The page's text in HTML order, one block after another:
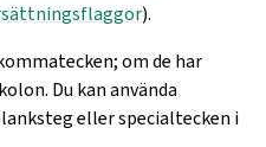
).
om de har
Du kan använda
eller specialtecken i